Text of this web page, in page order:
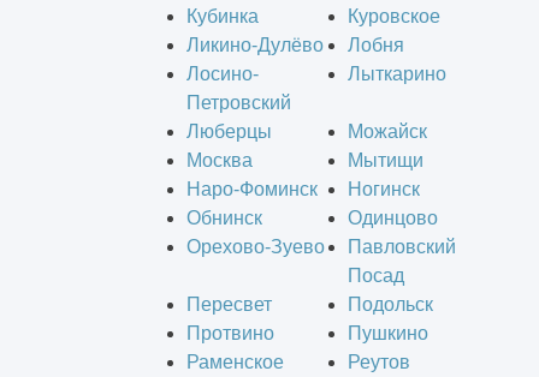
Кубинка
Куровское
Ликино-Дулёво
Лобня
Лосино-
Петровский
Лыткарино
Люберцы
Можайск
Москва
Мытищи
Наро-Фоминск
Ногинск
Обнинск
Одинцово
Орехово-Зуево
Павловский
Посад
Пересвет
Подольск
Протвино
Пушкино
Раменское
Реутов